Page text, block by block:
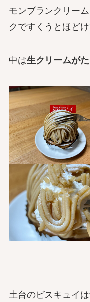
モンブランクリー
クですくうとほどけ
中は生クリームが
土台のビスキュイは